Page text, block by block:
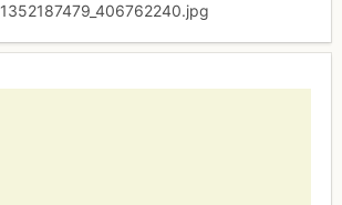
1352187479_406762240.jpg